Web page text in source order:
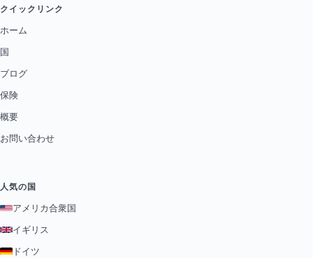
クイックリンク
ホーム
国
ブログ
保険
概要
お問い合わせ
人気の国
アメリカ合衆国
イギリス
ドイツ